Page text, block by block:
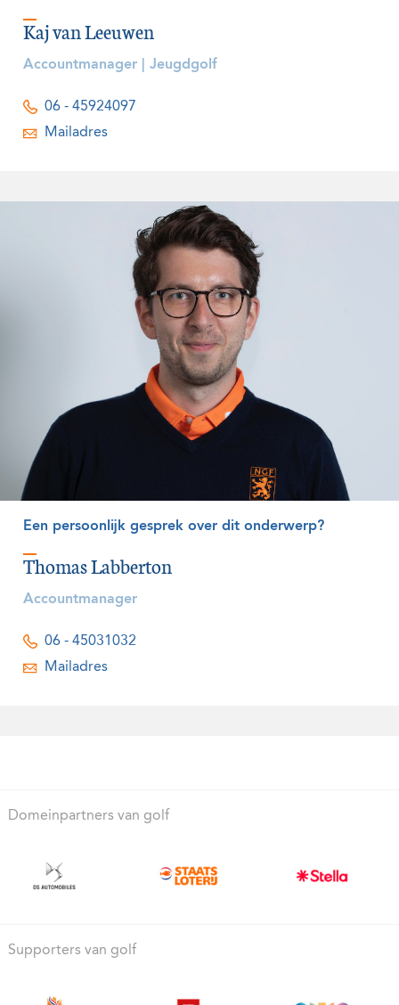
Kaj van Leeuwen
Accountmanager | Jeugdgolf
06 - 45924097
Mailadres
Een persoonlijk gesprek over dit onderwerp?
Thomas Labberton
Accountmanager
06 - 45031032
Mailadres
Domeinpartners van golf
Supporters van golf